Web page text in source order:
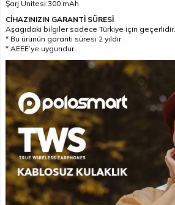
Şarj Ünitesi:300 mAh
CİHAZINIZIN GARANTİ SÜRESİ
Aşagıdaki bilgiler sadece Türkiye için geçerlidir.
* Bu ürünün garanti süresi 2 yıldır.
* AEEE’ye uygundur.